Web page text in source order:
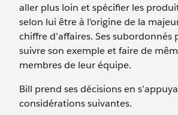
aller plus loin et spécifier les
selon lui être à l’origine de la
chiffre d’affaires. Ses subordonnés
suivre son exemple et faire de
membres de leur équipe.
Bill prend ses décisions en
considérations suivantes.